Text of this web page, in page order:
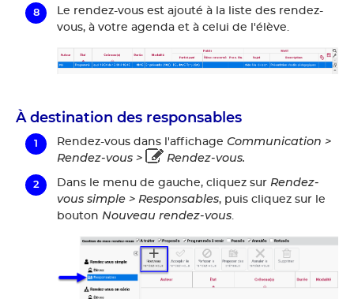
Le rendez-vous est ajouté à la liste des rendez-
vous, à votre agenda et à celui de l'élève.
À destination des responsables
Rendez-vous dans l'affichage Communication >
Rendez-vous >
Rendez-vous.
Dans le menu de gauche, cliquez sur Rendez-
vous simple > Responsables, puis cliquez sur le
bouton Nouveau rendez-vous